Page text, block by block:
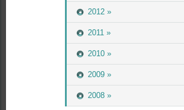
2012 »
2011 »
2010 »
2009 »
2008 »